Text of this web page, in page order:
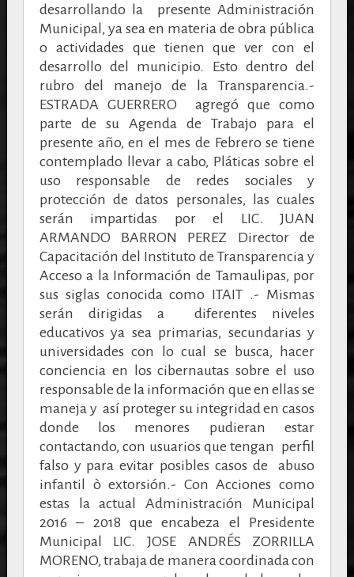
desarrollando la presente Administración
Municipal, ya sea en materia de obra pública
o actividades que tienen que ver con el
desarrollo del municipio. Esto dentro del
rubro del manejo de la Transparencia.-
ESTRADA GUERRERO agregó que como
parte de su Agenda de Trabajo para el
presente año, en el mes de Febrero se tiene
contemplado llevar a cabo, Pláticas sobre el
uso responsable de redes sociales y
protección de datos personales, las cuales
serán impartidas por el LIC. JUAN
ARMANDO BARRON PEREZ Director de
Capacitación del Instituto de Transparencia y
Acceso a la Información de Tamaulipas, por
sus siglas conocida como ITAIT .- Mismas
serán dirigidas a diferentes niveles
educativos ya sea primarias, secundarias y
universidades con lo cual se busca, hacer
conciencia en los cibernautas sobre el uso
responsable de la información que en ellas se
maneja y así proteger su integridad en casos
donde los menores pudieran estar
contactando, con usuarios que tengan perfil
falso y para evitar posibles casos de abuso
infantil ò extorsión.- Con Acciones como
estas la actual Administración Municipal
2016 – 2018 que encabeza el Presidente
Municipal LIC. JOSE ANDRÉS ZORRILLA
MORENO, trabaja de manera coordinada con